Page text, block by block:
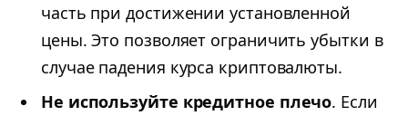
часть при достижении установленной
цены. Это позволяет ограничить убытки в
случае падения курса криптовалюты.
Не используйте кредитное плечо. Если